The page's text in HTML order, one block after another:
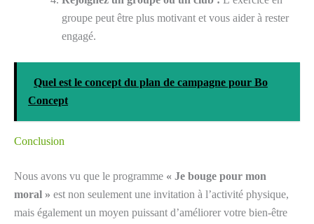
groupe peut être plus motivant et vous aider à rester
engagé.
Quel est le concept du plan de campagne pour Bo
Concept
Conclusion
Nous avons vu que le programme « Je bouge pour mon
moral » est non seulement une invitation à l’activité physique,
mais également un moyen puissant d’améliorer votre bien-être